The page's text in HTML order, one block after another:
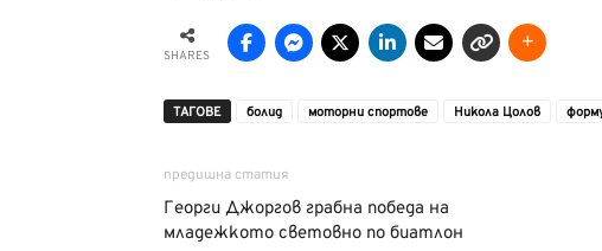
SHARES
ТАГОВЕ болид моторни спортове Никола Цолов
предишна статия
Георги Джоргов грабна победа на
младежкото световно по биатлон